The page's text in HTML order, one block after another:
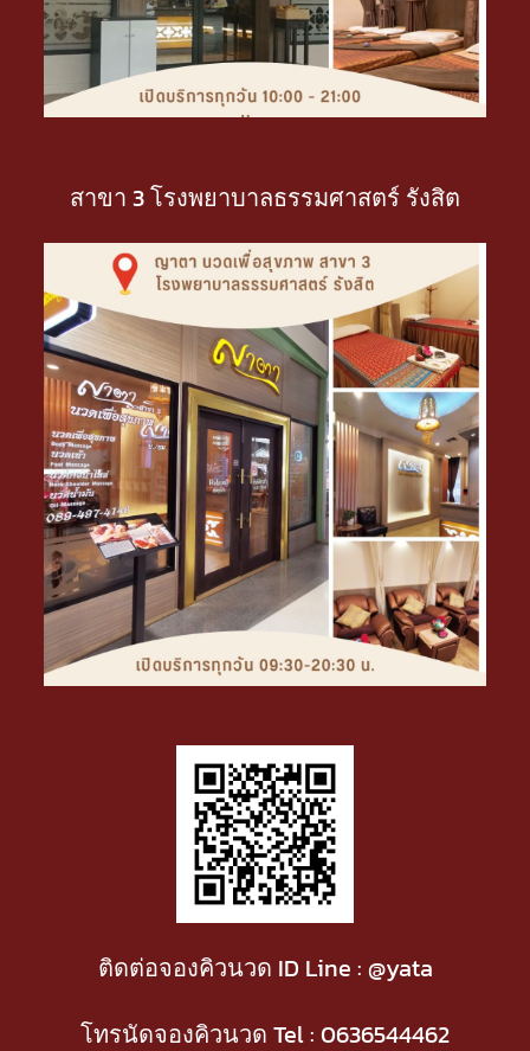
สาขา 3 โรงพยาบาลธรรมศาสตร์ รังสิต
ติดต่อจองคิวนวด ID Line : @yata
โทรนัดจองคิวนวด Tel : 0636544462